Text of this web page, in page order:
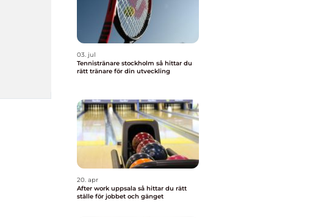
03. jul
Tennistränare stockholm så hittar du
rätt tränare för din utveckling
20. apr
After work uppsala så hittar du rätt
ställe för jobbet och gänget